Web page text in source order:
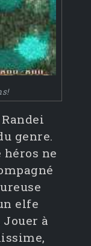
genre.
héros ne
elfe
à